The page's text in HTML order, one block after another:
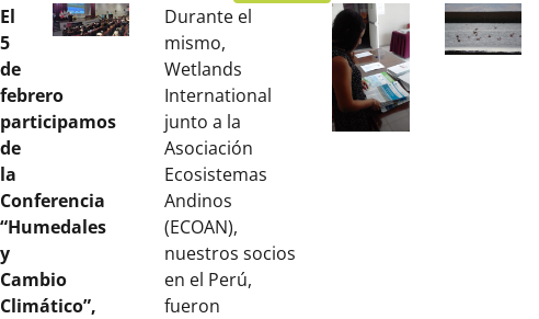
El
5
de
febrero
participamos
de
la
Conferencia
“Humedales
y
Cambio
Climático”,
Durante el
mismo,
Wetlands
International
junto a la
Asociación
Ecosistemas
Andinos
(ECOAN),
nuestros socios
en el Perú,
fueron